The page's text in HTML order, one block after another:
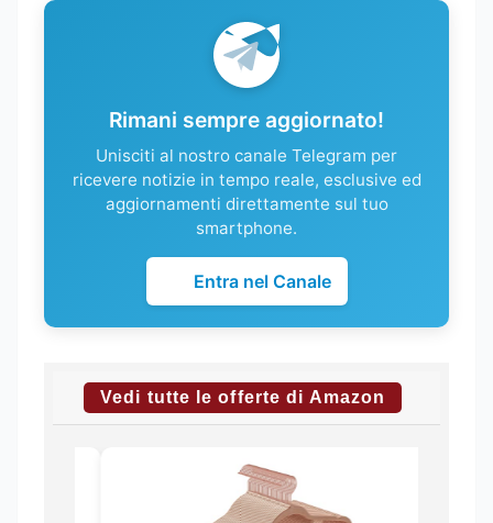
Rimani sempre aggiornato!
Unisciti al nostro canale Telegram per
ricevere notizie in tempo reale, esclusive ed
aggiornamenti direttamente sul tuo
smartphone.
Entra nel Canale